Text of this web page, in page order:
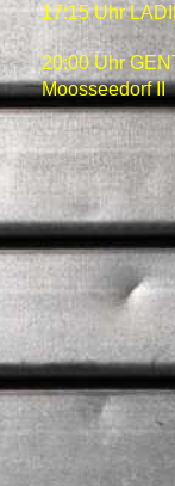
17:15 Uhr
20:00 Uhr
Moosseedorf II